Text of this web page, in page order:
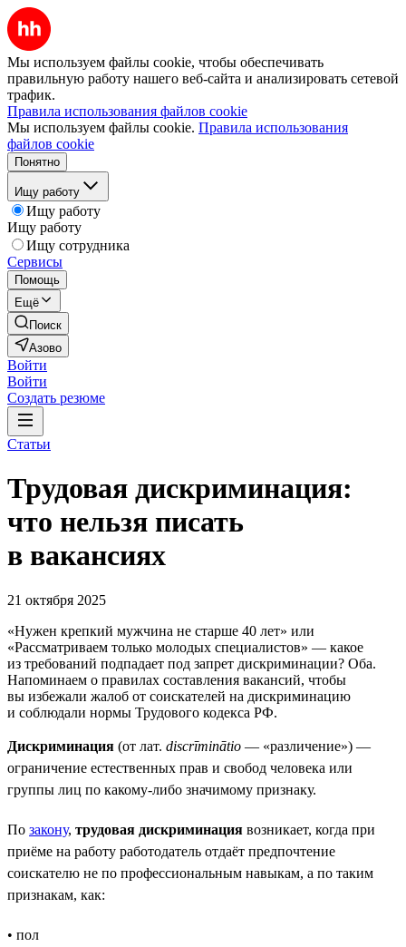
Мы используем файлы cookie, чтобы обеспечивать
правильную работу нашего веб-сайта и анализировать сетевой
трафик.
Правила использования файлов cookie
Мы используем файлы cookie. Правила использования
файлов cookie
Понятно
Ищу работу
Ищу работу
Ищу работу
Ищу сотрудника
Сервисы
Помощь
Ещё
Поиск
Азово
Войти
Войти
Создать резюме
Статьи
Трудовая дискриминация:
что нельзя писать
в вакансиях
21 октября 2025
«Нужен крепкий мужчина не старше 40 лет» или
«Рассматриваем только молодых специалистов» — какое
из требований подпадает под запрет дискриминации? Оба.
Напоминаем о правилах составления вакансий, чтобы
вы избежали жалоб от соискателей на дискриминацию
и соблюдали нормы Трудового кодекса РФ.
Дискриминация (от лат. discrīminātio — «различение») —
ограничение естественных прав и свобод человека или
группы лиц по какому-либо значимому признаку.
По закону, трудовая дискриминация возникает, когда при
приёме на работу работодатель отдаёт предпочтение
соискателю не по профессиональным навыкам, а по таким
признакам, как:
• пол